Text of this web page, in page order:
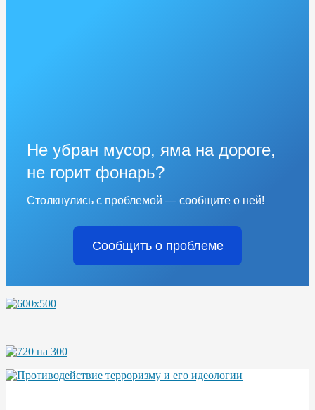
Не убран мусор, яма на дороге,
не горит фонарь?
Столкнулись с проблемой — сообщите о ней!
Сообщить о проблеме